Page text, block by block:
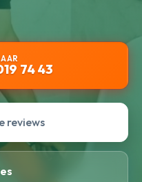
74 43
reviews